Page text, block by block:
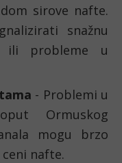
sirove nafte.
snažnu
ili probleme u
- Problemi u
Ormuskog
mogu brzo
nafte.